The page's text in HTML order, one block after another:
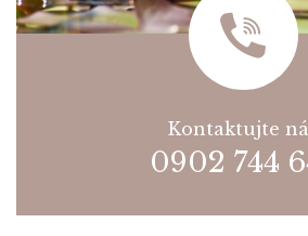
Kontaktujte
0902 744